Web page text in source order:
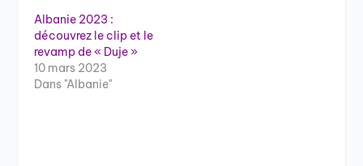
Albanie 2023 :
découvrez le clip et le
revamp de « Duje »
10 mars 2023
Dans "Albanie"